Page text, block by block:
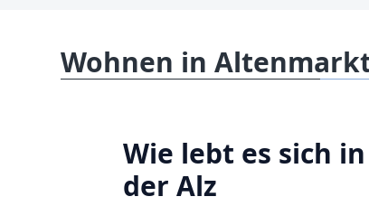
Wohnen in
Wie lebt es sich
der Alz